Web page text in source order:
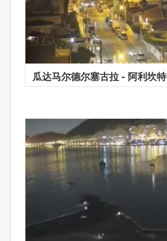
瓜达马尔德尔塞古拉 - 阿利坎特